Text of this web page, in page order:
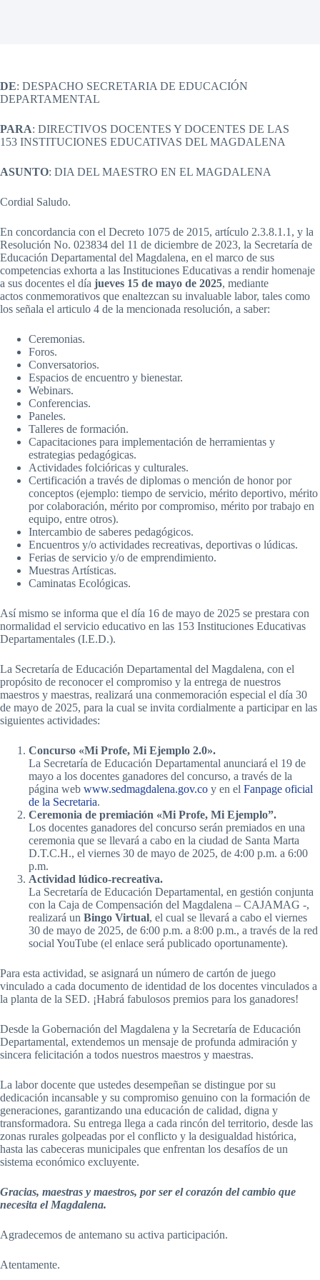
DE: DESPACHO SECRETARIA DE EDUCACIÓN
DEPARTAMENTAL
PARA: DIRECTIVOS DOCENTES Y DOCENTES DE LAS
153 INSTITUCIONES EDUCATIVAS DEL MAGDALENA
ASUNTO: DIA DEL MAESTRO EN EL MAGDALENA
Cordial Saludo.
En concordancia con el Decreto 1075 de 2015, artículo 2.3.8.1.1, y la
Resolución No. 023834 del 11 de diciembre de 2023, la Secretaría de
Educación Departamental del Magdalena, en el marco de sus
competencias exhorta a las Instituciones Educativas a rendir homenaje
a sus docentes el día jueves 15 de mayo de 2025, mediante
actos conmemorativos que enaltezcan su invaluable labor, tales como
los señala el articulo 4 de la mencionada resolución, a saber:
Ceremonias.
Foros.
Conversatorios.
Espacios de encuentro y bienestar.
Webinars.
Conferencias.
Paneles.
Talleres de formación.
Capacitaciones para implementación de herramientas y
estrategias pedagógicas.
Actividades folcióricas y culturales.
Certificación a través de diplomas o mención de honor por
conceptos (ejemplo: tiempo de servicio, mérito deportivo, mérito
por colaboración, mérito por compromiso, mérito por trabajo en
equipo, entre otros).
Intercambio de saberes pedagógicos.
Encuentros y/o actividades recreativas, deportivas o lúdicas.
Ferias de servicio y/o de emprendimiento.
Muestras Artísticas.
Caminatas Ecológicas.
Así mismo se informa que el día 16 de mayo de 2025 se prestara con
normalidad el servicio educativo en las 153 Instituciones Educativas
Departamentales (I.E.D.).
La Secretaría de Educación Departamental del Magdalena, con el
propósito de reconocer el compromiso y la entrega de nuestros
maestros y maestras, realizará una conmemoración especial el día 30
de mayo de 2025, para la cual se invita cordialmente a participar en las
siguientes actividades:
Concurso «Mi Profe, Mi Ejemplo 2.0».
La Secretaría de Educación Departamental anunciará el 19 de
mayo a los docentes ganadores del concurso, a través de la
página web www.sedmagdalena.gov.co y en el Fanpage oficial
de la Secretaria.
Ceremonia de premiación «Mi Profe, Mi Ejemplo”.
Los docentes ganadores del concurso serán premiados en una
ceremonia que se llevará a cabo en la ciudad de Santa Marta
D.T.C.H., el viernes 30 de mayo de 2025, de 4:00 p.m. a 6:00
p.m.
Actividad lúdico-recreativa.
La Secretaría de Educación Departamental, en gestión conjunta
con la Caja de Compensación del Magdalena – CAJAMAG -,
realizará un Bingo Virtual, el cual se llevará a cabo el viernes
30 de mayo de 2025, de 6:00 p.m. a 8:00 p.m., a través de la red
social YouTube (el enlace será publicado oportunamente).
Para esta actividad, se asignará un número de cartón de juego
vinculado a cada documento de identidad de los docentes vinculados a
la planta de la SED. ¡Habrá fabulosos premios para los ganadores!
Desde la Gobernación del Magdalena y la Secretaría de Educación
Departamental, extendemos un mensaje de profunda admiración y
sincera felicitación a todos nuestros maestros y maestras.
La labor docente que ustedes desempeñan se distingue por su
dedicación incansable y su compromiso genuino con la formación de
generaciones, garantizando una educación de calidad, digna y
transformadora. Su entrega llega a cada rincón del territorio, desde las
zonas rurales golpeadas por el conflicto y la desigualdad histórica,
hasta las cabeceras municipales que enfrentan los desafíos de un
sistema económico excluyente.
Gracias, maestras y maestros, por ser el corazón del cambio que
necesita el Magdalena.
Agradecemos de antemano su activa participación.
Atentamente.